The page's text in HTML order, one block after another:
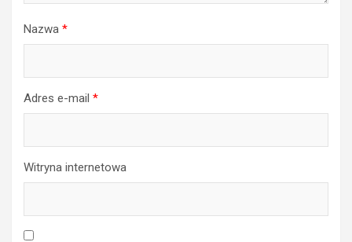
Nazwa *
Adres e-mail *
Witryna internetowa